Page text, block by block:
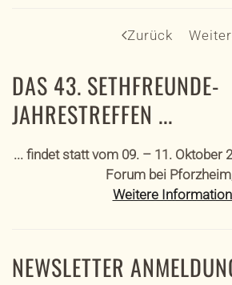
Zurück Weiter
DAS 43. SETHFREUNDE-
JAHRESTREFFEN ...
... findet statt vom 09. – 11. Oktober
Forum bei
Weitere
NEWSLETTER